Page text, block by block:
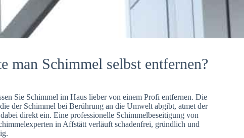
man Schimmel selbst entfernen?
Sie Schimmel im Haus lieber von einem Profi entfernen. Die
der Schimmel bei Berührung an die Umwelt abgibt, atmet der
direkt ein. Eine professionelle Schimmelbeseitigung von
in Affstätt verläuft schadenfrei, gründlich und